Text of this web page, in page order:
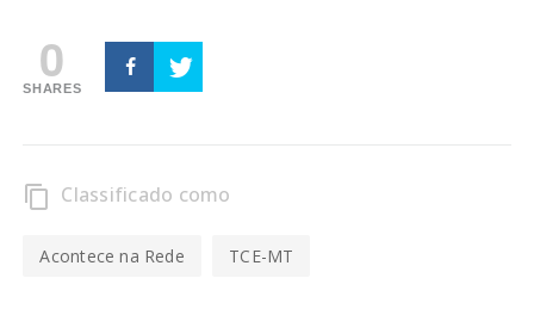
0
SHARES
content_copy Classificado como
Acontece na Rede TCE-MT